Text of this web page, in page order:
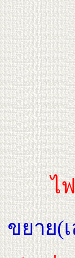
ไ
ขยาย(